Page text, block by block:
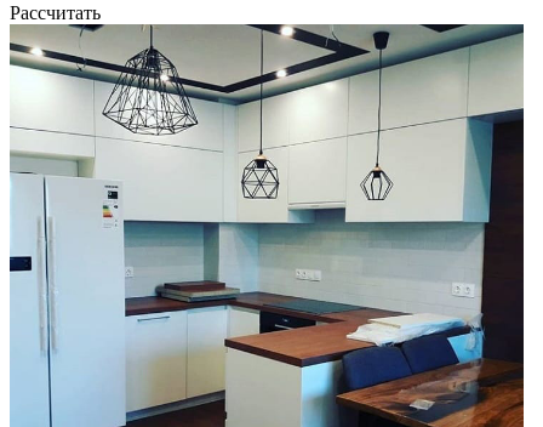
Рассчитать